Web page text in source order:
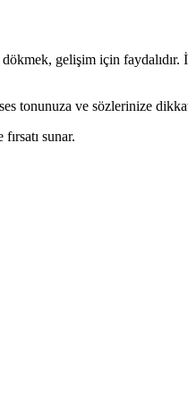
gelişim için faydalıdır.
tonunuza ve sözlerinize
sunar.